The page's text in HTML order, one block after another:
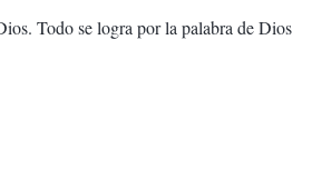
Todo se logra por la palabra de Dios